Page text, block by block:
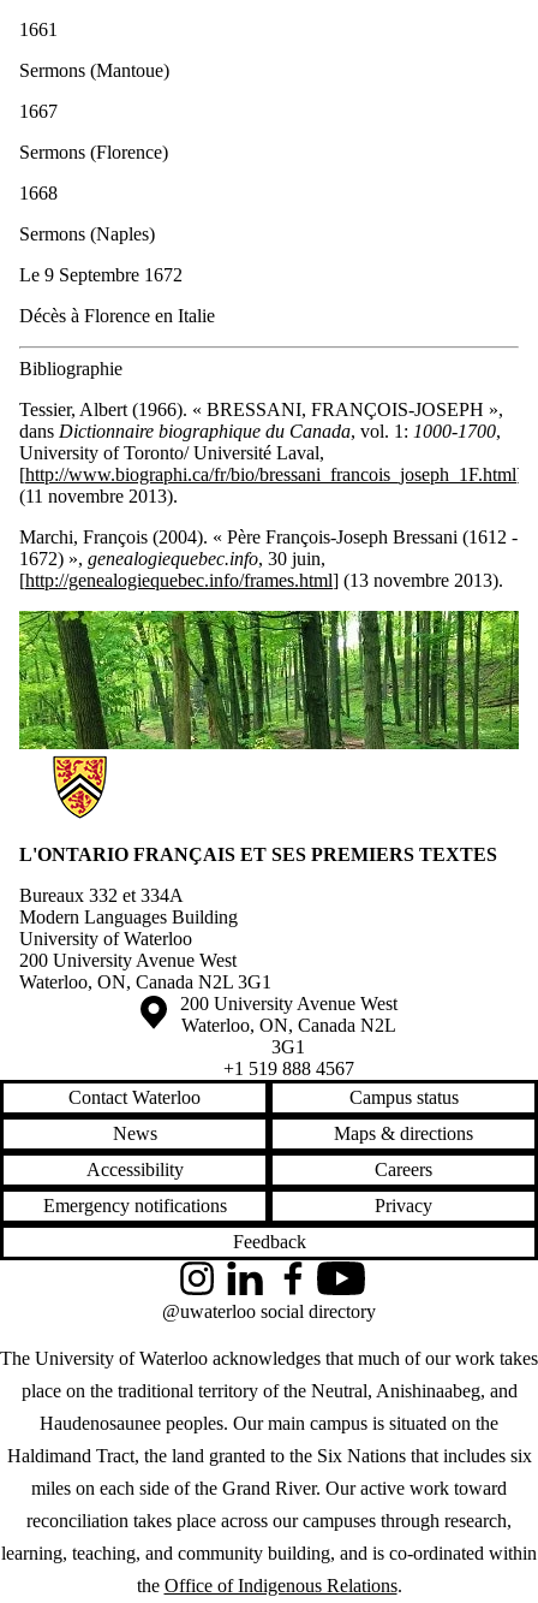
1661
Sermons (Mantoue)
1667
Sermons (Florence)
1668
Sermons (Naples)
Le 9 Septembre 1672
Décès à Florence en Italie
Bibliographie
Tessier, Albert (1966). « BRESSANI, FRANÇOIS-JOSEPH »,
dans Dictionnaire biographique du Canada, vol. 1: 1000-1700,
University of Toronto/ Université Laval,
[http://www.biographi.ca/fr/bio/bressani_francois_joseph_1F.html]
(11 novembre 2013).
Marchi, François (2004). « Père François-Joseph Bressani (1612 -
1672) », genealogiequebec.info, 30 juin,
[http://genealogiequebec.info/frames.html] (13 novembre 2013).
Information about L'Ontario Françaises et ses Premiers Textes
L'ONTARIO FRANÇAIS ET SES PREMIERS TEXTES
Bureaux 332 et 334A
Modern Languages Building
University of Waterloo
200 University Avenue West
Waterloo, ON, Canada N2L 3G1
Information about the University of Waterloo
Campus map
200 University Avenue West
Waterloo, ON, Canada N2L
3G1
+1 519 888 4567
Contact Waterloo
Campus status
News
Maps & directions
Accessibility
Careers
Emergency notifications
Privacy
Feedback
The University of Waterloo acknowledges that much of our work takes
place on the traditional territory of the Neutral, Anishinaabeg, and
Haudenosaunee peoples. Our main campus is situated on the
Haldimand Tract, the land granted to the Six Nations that includes six
miles on each side of the Grand River. Our active work toward
reconciliation takes place across our campuses through research,
learning, teaching, and community building, and is co-ordinated within
the Office of Indigenous Relations.
InstagramLinkedInFacebookYouTube
@uwaterloo social directory